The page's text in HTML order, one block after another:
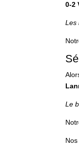
0-2
Les
Le